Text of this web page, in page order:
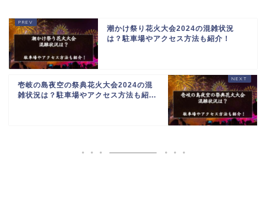
潮かけ祭り花火大会2024の混雑状況
は？駐車場やアクセス方法も紹介！
壱岐の島夜空の祭典花火大会2024の混
雑状況は？駐車場やアクセス方法も紹...